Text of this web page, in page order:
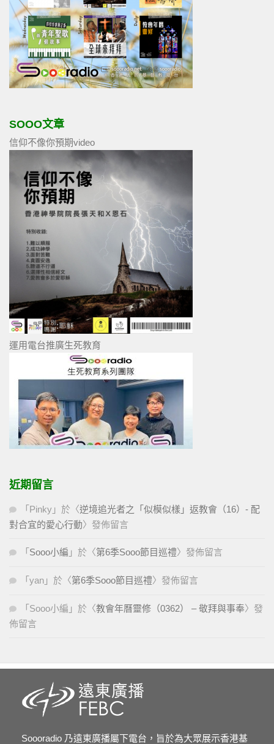
SOOO文章
信仰不像你預期video
運用電台推廣生死教育
近期留言
「 Pinky 」於〈逆境追光者之「似模似樣」返教會（16）- 配
對合宜的愛心行動〉發佈留言
「 Sooo小編 」於〈第6季Sooo節目巡禮〉發佈留言
「 yan 」於〈第6季Sooo節目巡禮〉發佈留言
「 Sooo小編 」於〈教會年曆靈修（0362） – 敬拜與事奉〉發
佈留言
Soooradio 乃遠東廣播屬下電台，旨於為大眾展示香港基